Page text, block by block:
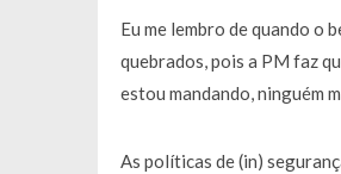
Eu me lembro de quando o
quebrados, pois a PM faz
estou mandando, ninguém
As políticas de (in)